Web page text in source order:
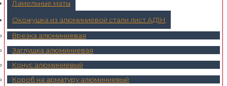
Ламельные маты
Окожушка из алюминиевой стали лист АД1Н
Врезка алюминиевая
Заглушка алюминиевая
Конус алюминиевый
Короб на арматуру алюминиевый